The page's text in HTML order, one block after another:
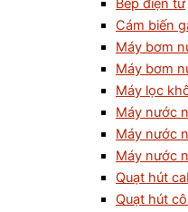
Bếp điện từ
Cám biến
Máy bơm
Máy bơm
Máy lọc
Máy nước
Máy nước
Máy nước
Quạt hút
Quạt hút